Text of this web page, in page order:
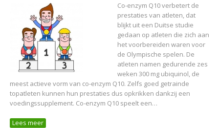
Co-enzym Q10 verbetert de
prestaties van atleten, dat
blijkt uit een Duitse studie
gedaan op atleten die zich aan
het voorbereiden waren voor
de Olympische spelen. De
atleten namen gedurende zes
weken 300 mg ubiquinol, de
meest actieve vorm van co-enzym Q10. Zelfs goed getrainde
topatleten kunnen hun prestaties dus opkrikken dankzij een
voedingssupplement. Co-enzym Q10 speelt een…
Lees meer